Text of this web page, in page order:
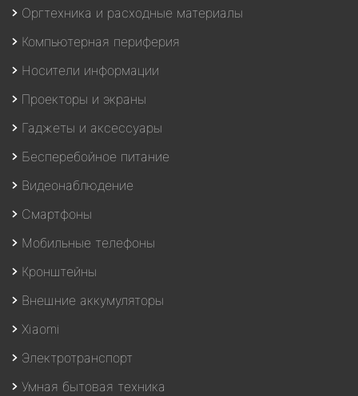
Оргтехника и расходные материалы
Компьютерная периферия
Носители информации
Проекторы и экраны
Гаджеты и аксессуары
Бесперебойное питание
Видеонаблюдение
Смартфоны
Мобильные телефоны
Кронштейны
Внешние аккумуляторы
Xiaomi
Электротранспорт
Умная бытовая техника